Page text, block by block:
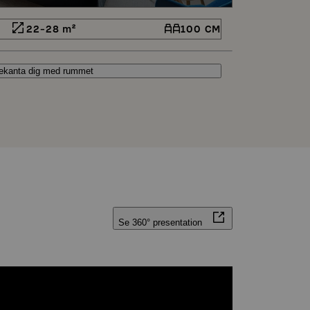
22-28 m² 100 CM
dig med rummet
Se 360° presentation